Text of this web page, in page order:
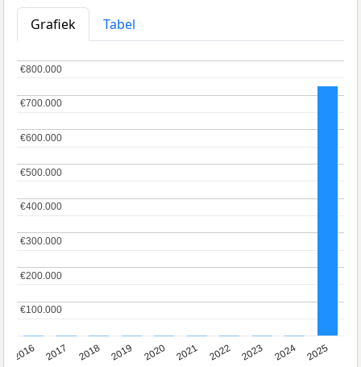
Grafiek
Tabel
2016 2017 2018 2019 2020 2021 2022 2023 2024 2025
€100.000
€100.000
€200.000
€200.000
€300.000
€300.000
€400.000
€400.000
€500.000
€500.000
€600.000
€600.000
€700.000
€700.000
€800.000
€800.000